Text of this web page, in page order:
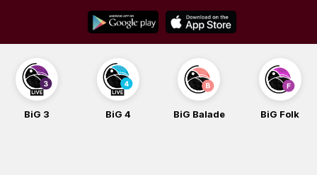
content
BiG 3 BiG 4 BiG Balade BiG Folk